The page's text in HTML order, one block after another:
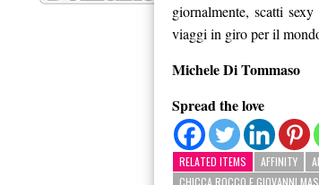
giornalmente, scatti
viaggi in giro per il
Michele Di Tommaso
Spread the love
RELATED ITEMS AFFINITY
CHICCA ROCCO E GIOVANNI